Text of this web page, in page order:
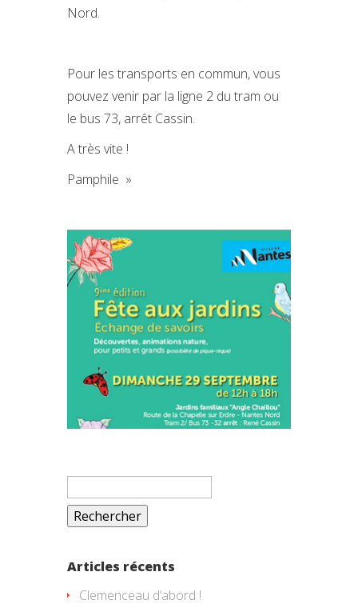
Nord.
Pour les transports en commun, vous
pouvez venir par la ligne 2 du tram ou
le bus 73, arrêt Cassin.
A très vite !
Pamphile »
Rechercher :
Articles récents
Clemenceau d’abord !